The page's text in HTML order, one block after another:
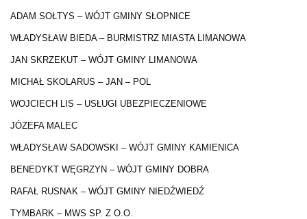
ADAM SOŁTYS – WÓJT GMINY SŁOPNICE
WŁADYSŁAW BIEDA – BURMISTRZ MIASTA LIMANOWA
JAN SKRZEKUT – WÓJT GMINY LIMANOWA
MICHAŁ SKOLARUS – JAN – POL
WOJCIECH LIS – USŁUGI UBEZPIECZENIOWE
JÓZEFA MALEC
WŁADYSŁAW SADOWSKI – WÓJT GMINY KAMIENICA
BENEDYKT WĘGRZYN – WÓJT GMINY DOBRA
RAFAŁ RUSNAK – WÓJT GMINY NIEDŹWIEDŹ
TYMBARK – MWS SP. Z O.O.